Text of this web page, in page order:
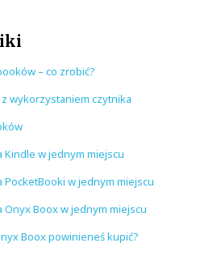
– co zrobić?
wykorzystaniem czytnika
w jednym miejscu
w jednym miejscu
Boox w jednym miejscu
Boox powinieneś kupić?